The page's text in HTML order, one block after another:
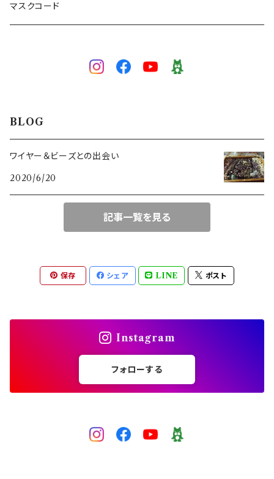
ブローチ
白
イエロー
グリーン
黒
技法で選ぶ
ワイヤーワーク
スキルレベルで選ぶ（初級～上級）
ブレスレット
マスクコード
ワイヤー専用かぎ針
ペンチ･ニッパー
マスクコード
BLOG
ワイヤー＆ビーズとの出会い
2020/6/20
記事一覧を見る
保存 シェア LINE ポスト
Instagram
フォローする